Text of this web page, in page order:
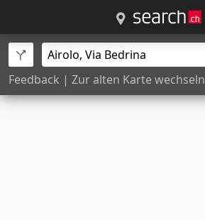
Feedback | Zur alten Karte wechseln